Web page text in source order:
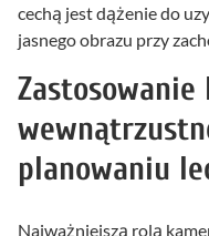
cechą jest dążenie do
jasnego obrazu przy
Zastosowanie
planowaniu
Najważniejszą rolą